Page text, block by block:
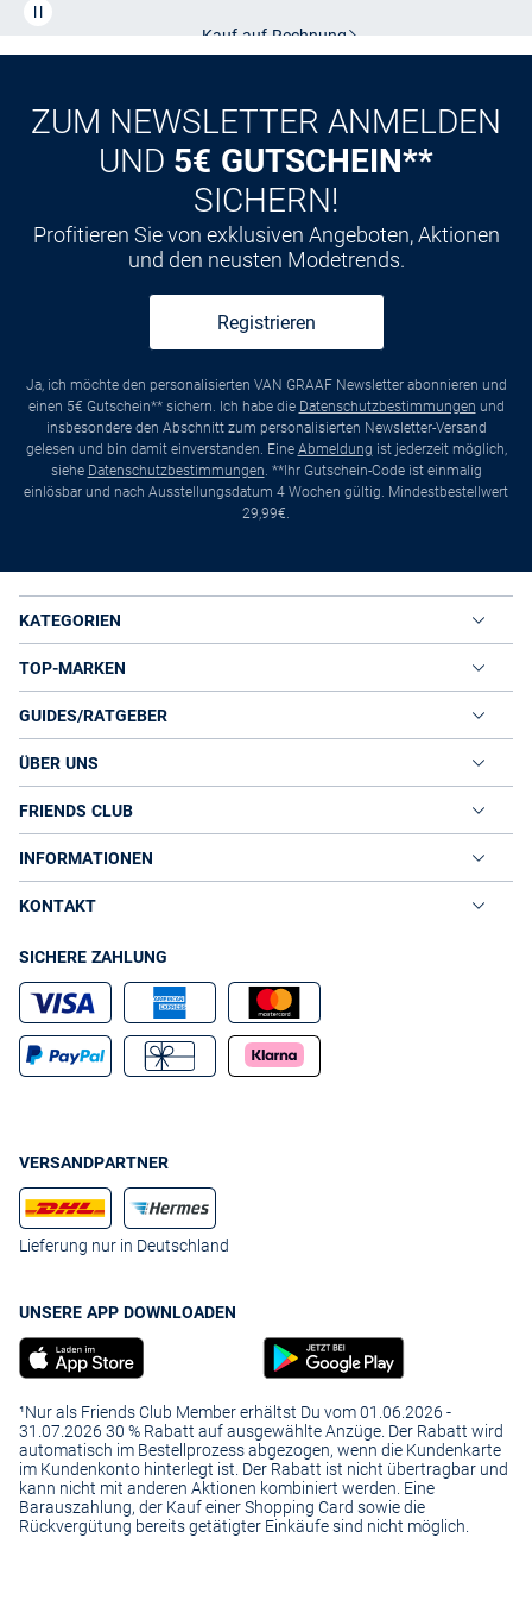
Kauf auf Rechnung
ZUM NEWSLETTER ANMELDEN
UND 5€ GUTSCHEIN**
SICHERN!
Profitieren Sie von exklusiven Angeboten, Aktionen
und den neusten Modetrends.
Registrieren
Ja, ich möchte den personalisierten VAN GRAAF Newsletter abonnieren und
einen 5€ Gutschein** sichern. Ich habe die Datenschutzbestimmungen und
insbesondere den Abschnitt zum personalisierten Newsletter-Versand
gelesen und bin damit einverstanden. Eine Abmeldung ist jederzeit möglich,
siehe Datenschutzbestimmungen. **Ihr Gutschein-Code ist einmalig
einlösbar und nach Ausstellungsdatum 4 Wochen gültig. Mindestbestellwert
29,99€.
KATEGORIEN
TOP-MARKEN
GUIDES/RATGEBER
ÜBER UNS
FRIENDS CLUB
INFORMATIONEN
KONTAKT
SICHERE ZAHLUNG
VERSANDPARTNER
Lieferung nur in Deutschland
UNSERE APP DOWNLOADEN
¹Nur als Friends Club Member erhältst Du vom 01.06.2026 -
31.07.2026 30 % Rabatt auf ausgewählte Anzüge. Der Rabatt wird
automatisch im Bestellprozess abgezogen, wenn die Kundenkarte
im Kundenkonto hinterlegt ist. Der Rabatt ist nicht übertragbar und
kann nicht mit anderen Aktionen kombiniert werden. Eine
Barauszahlung, der Kauf einer Shopping Card sowie die
Rückvergütung bereits getätigter Einkäufe sind nicht möglich.